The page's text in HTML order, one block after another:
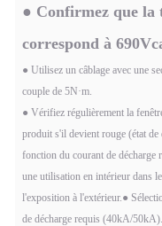
● Confirmez que la
correspond à
● Utilisez un câblage avec une
couple de 5N·m.
● Vérifiez régulièrement la
produit s'il devient rouge (état de
fonction du courant de
une utilisation en intérieur dans
l'exposition à l'extérieur. ●
de décharge requis (40kA/50kA).